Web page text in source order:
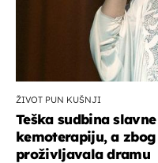
ŽIVOT PUN KUŠNJI
Teška sudbina
kemoterapiju, a
proživljavala dramu